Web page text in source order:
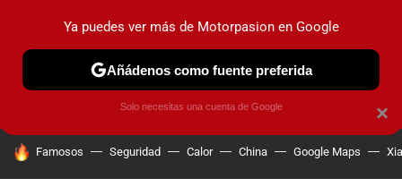
PRUEBAS COCHES ELÉCTRICOS OBSERVATORIO
HOY SE HABLA DE
Famosos Seguridad Calor China Google Maps
×
Ya puedes ver más de Motorpasion en Google
Añádenos como fuente preferida
Solo necesitas una cuenta de Google